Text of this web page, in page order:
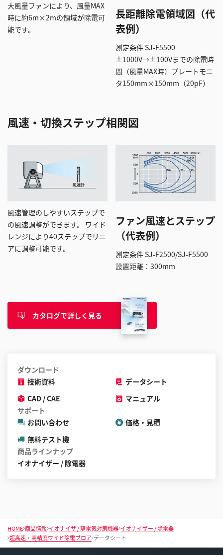
大風量ファンにより、風量MAX
時に約6m×2mの領域が除電可
能です。
長距離除電領域図（代
表例）
測定条件 SJ-F5500
±1000V→±100Vまでの除電時
間（風量MAX時）プレートモニ
タ150mm×150mm（20pF）
風速・切換ステップ相関図
風速管理のしやすいステップで
の風速調整ができます。 ワイド
レンジにより40ステップでリニ
アに調整可能です。
ファン風速とステップ
（代表例）
測定条件 SJ-F2500/SJ-F5500
設置距離：300mm
カタログで詳しく見る
ダウンロード
技術資料
データシート
CAD / CAE
マニュアル
サポート
お問い合わせ
価格・見積
無料テスト機
商品ラインナップ
イオナイザー / 除電器
HOME 商品情報 イオナイザ / 静電気対策機器 イオナイザー / 除電器
超高速・高精度ワイド除電ブロア データシート